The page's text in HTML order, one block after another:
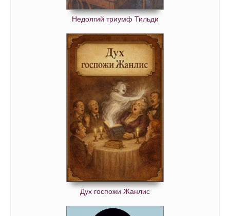
Недолгий триумф Тильди
Дух госпожи Жанлис